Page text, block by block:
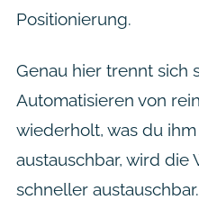
Positionierung.
Genau hier trennt sich
Automatisieren von
wiederholt, was du
austauschbar, wird
schneller austauschbar.